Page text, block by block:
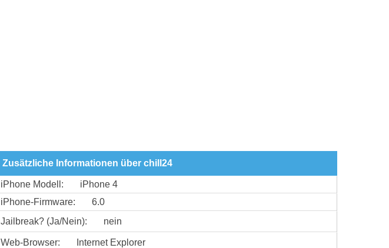
Zusätzliche Informationen über chill24
iPhone Modell:
iPhone 4
iPhone-Firmware:
6.0
Jailbreak? (Ja/Nein):
nein
Web-Browser: Internet Explorer